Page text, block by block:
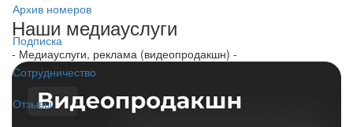
Архив номеров
Подписка
Сотрудничество
Отзывы
Наши медиауслуги
- Медиауслуги, реклама (видеопродакшн) -